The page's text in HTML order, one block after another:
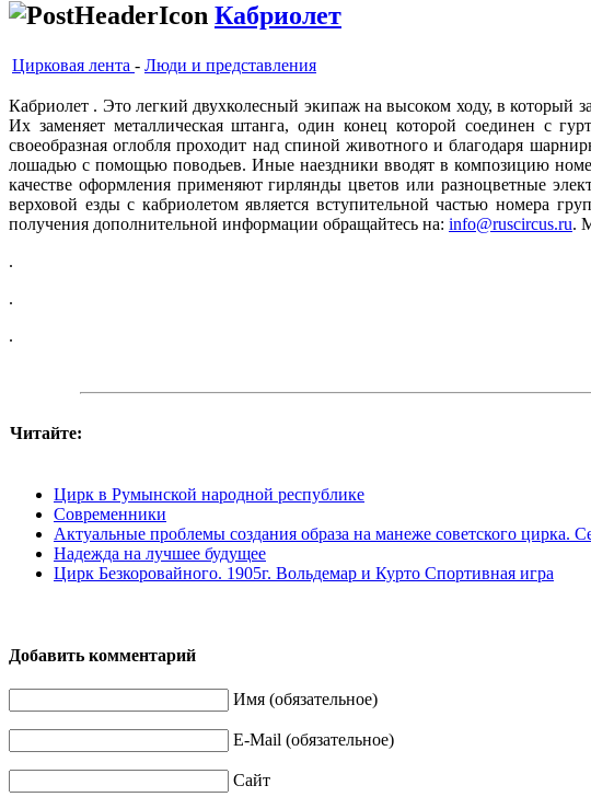
Кабриолет
Цирковая лента - Люди и представления
Кабриолет . Это легкий двухколесный экипаж на высоком ходу, в
Их заменяет металлическая штанга, один конец которой соединен с
своеобразная оглобля проходит над спиной животного и благодаря
лошадью с помощью поводьев. Иные наездники вводят в композицию
качестве оформления применяют гирлянды цветов или разноцветные
верховой езды с кабриолетом является вступительной частью номера
получения дополнительной информации обращайтесь на: info@ruscircus.ru.
.
.
.
Читайте:
Цирк в Румынской народной республике
Современники
Актуальные проблемы создания образа на манеже советского цирка.
Надежда на лучшее будущее
Цирк Безкоровайного. 1905г. Вольдемар и Курто Спортивная игра
Добавить комментарий
Имя (обязательное)
E-Mail (обязательное)
Сайт